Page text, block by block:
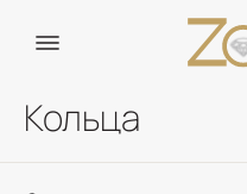
Кольца